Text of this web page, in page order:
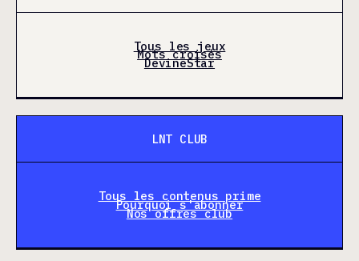
Tous les jeux
Mots croisés
DevineStar
LNT CLUB
Tous les contenus prime
Pourquoi s'abonner
Nos offres club